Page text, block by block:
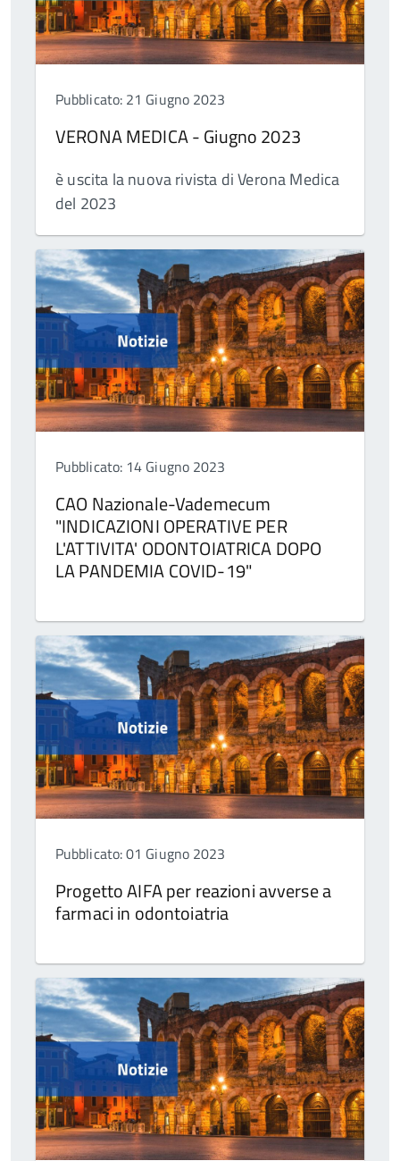
Pubblicato: 21 Giugno 2023
VERONA MEDICA - Giugno 2023
è uscita la nuova rivista di Verona Medica
del 2023
Pubblicato: 14 Giugno 2023
CAO Nazionale-Vademecum
"INDICAZIONI OPERATIVE PER
L'ATTIVITA' ODONTOIATRICA DOPO
LA PANDEMIA COVID-19"
Pubblicato: 01 Giugno 2023
Progetto AIFA per reazioni avverse a
farmaci in odontoiatria